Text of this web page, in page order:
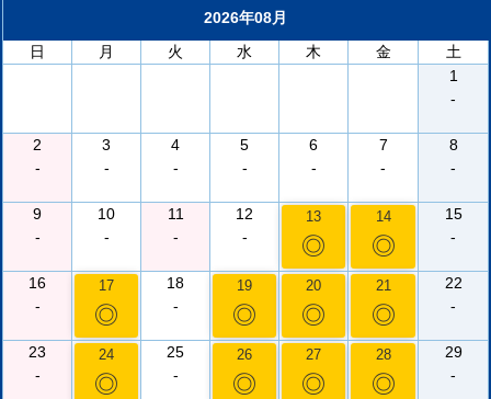
2026年08月
日
月 火 水 木 金
土
1
-
2
-
3
-
4
-
5
-
6
-
7
-
8
-
9
-
10
-
11
-
12
-
13
◎
14
◎
15
-
16
-
17
◎
18
-
19
◎
20
◎
21
◎
22
-
23
-
24
◎
25
-
26
◎
27
◎
28
◎
29
-